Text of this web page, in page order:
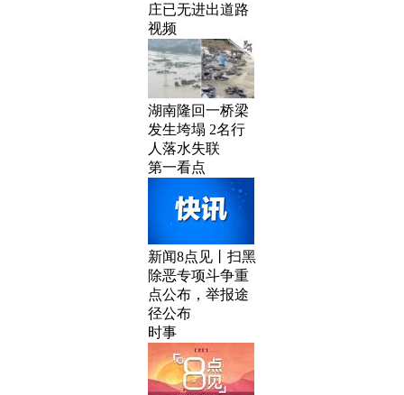
庄已无进出道路
视频
湖南隆回一桥梁
发生垮塌 2名行
人落水失联
第一看点
新闻8点见丨扫黑
除恶专项斗争重
点公布，举报途
径公布
时事